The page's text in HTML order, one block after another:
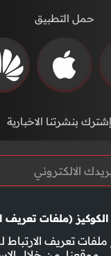
(ملفات تعريف
ملفات تعريف
حمل التطبيق
إشترك بنشرتنا الاخبارية